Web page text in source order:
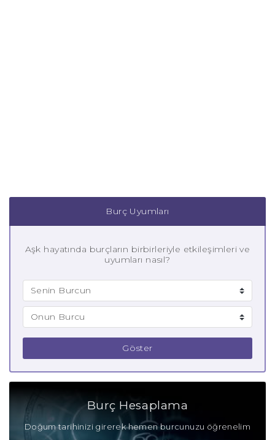
Burç Uyumları
Aşk hayatında burçların birbirleriyle etkileşimleri ve
uyumları nasıl?
Göster
Burç Hesaplama
Doğum tarihinizi girerek hemen burcunuzu öğrenelim